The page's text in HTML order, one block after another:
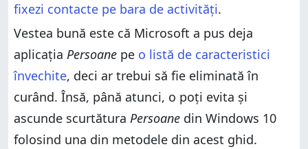
fixezi contacte pe bara de activități.
Vestea bună este că Microsoft a pus deja
aplicația Persoane pe o listă de caracteristici
învechite, deci ar trebui să fie eliminată în
curând. Însă, până atunci, o poți evita și
ascunde scurtătura Persoane din Windows 10
folosind una din metodele din acest ghid.